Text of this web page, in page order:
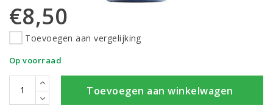
€8,50
Toevoegen aan vergelijking
Op voorraad
Toevoegen aan winkelwagen